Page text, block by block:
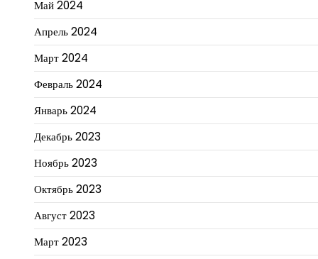
Май 2024
Апрель 2024
Март 2024
Февраль 2024
Январь 2024
Декабрь 2023
Ноябрь 2023
Октябрь 2023
Август 2023
Март 2023